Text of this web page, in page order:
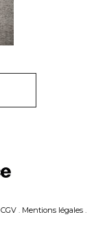
CGV . Mentions légales .